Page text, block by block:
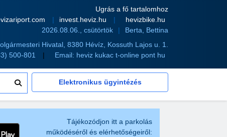
Ugrás a fő tartalomhoz
invest.heviz.hu
hevizbike.hu
2026.08.06., csütörtök
Berta, Bettina
Hivatal, 8380 Hévíz, Kossuth Lajos u. 1.
500-801 Email: heviz kukac t-online pont hu
Elektronikus ügyintézés
Tájékozódjon itt a parkolás
működéséről és elérhetőségeiről: